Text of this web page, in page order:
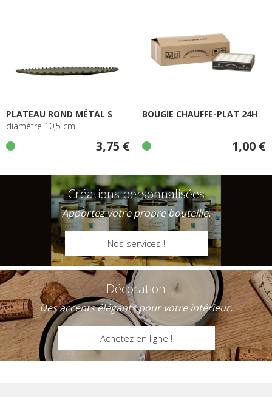
PLATEAU ROND MÉTAL S
diamètre 10,5 cm
3,75 €
BOUGIE CHAUFFE-PLAT 24H
1,00 €
Créations personnalisées
Apportez votre propre bouteille.
Nos services !
Décoration
Des accents élégants pour votre intérieur.
Achetez en ligne !